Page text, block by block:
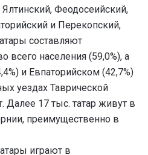
Феодосеийский,
и Перекопский,
составляют
всего населения (59,0%), а
и Евпаторийском (42,7%)
уездах Таврической
Далее 17 тыс. татар живут в
преимущественно в
играют в